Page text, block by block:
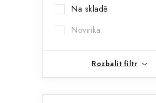
r
n
Na skladě
Novinka
Rozbalit filtr